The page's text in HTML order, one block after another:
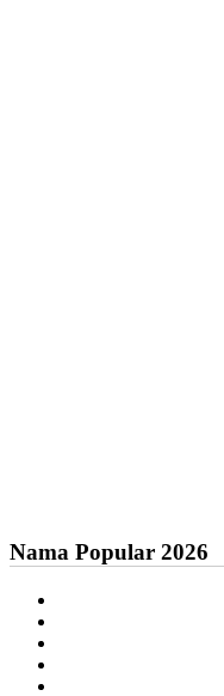
Nama Popular 2026